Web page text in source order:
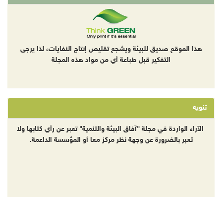
هذا الموقع صديق للبيئة ويشجع تقليص إنتاج النفايات، لذا يرجى
التفكير قبل طباعة أي من مواد هذه المجلة
تنويه
الآراء الواردة في مجلة "آفاق البيئة والتنمية" تعبر عن رأي كتابها ولا
تعبر بالضرورة عن وجهة نظر مركز معا أو المؤسسة الداعمة.